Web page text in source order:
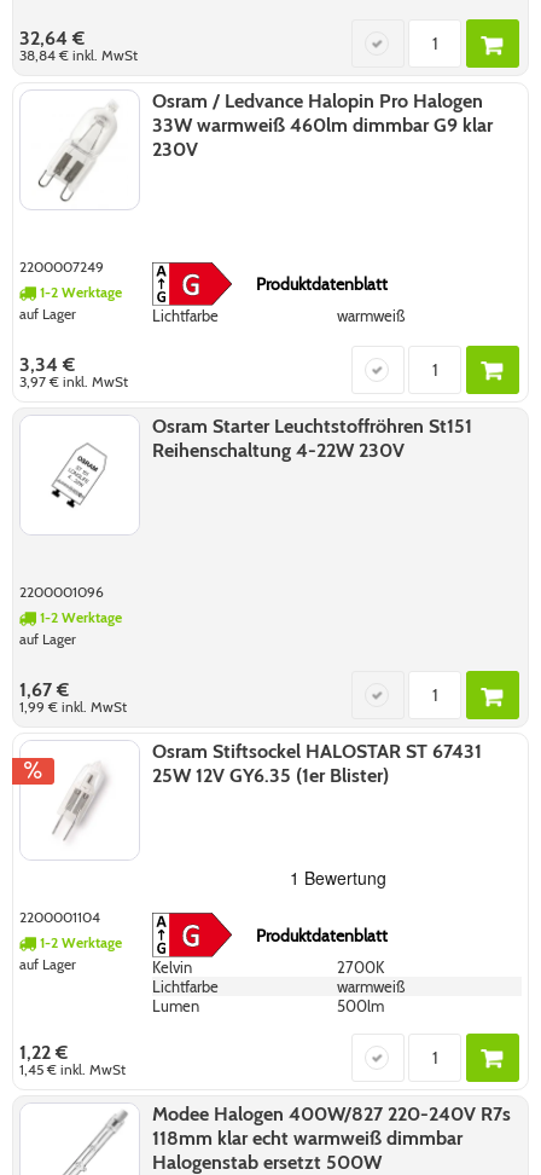
32,64 €
38,84 €inkl. MwSt
Osram / Ledvance Halopin Pro Halogen
33W warmweiß 460lm dimmbar G9 klar
230V
2200007249
1-2 Werktage
auf Lager
Produktdatenblatt
Lichtfarbe warmweiß
3,34 €
3,97 €inkl. MwSt
Osram Starter Leuchtstoffröhren St151
Reihenschaltung 4-22W 230V
2200001096
1-2 Werktage
auf Lager
1,67 €
1,99 €inkl. MwSt
Osram Stiftsockel HALOSTAR ST 67431
25W 12V GY6.35 (1er Blister)
2200001104
1-2 Werktage
auf Lager
Produktdatenblatt
Kelvin
2700K
Lichtfarbe
warmweiß
Lumen
500lm
1,22 €
1,45 €inkl. MwSt
Modee Halogen 400W/827 220-240V R7s
118mm klar echt warmweiß dimmbar
Halogenstab ersetzt 500W